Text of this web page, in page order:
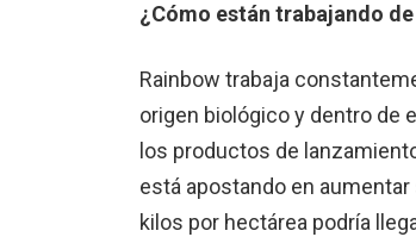
¿Cómo están trabajando
Rainbow trabaja
origen biológico y dentro de
los productos de
está apostando en
kilos por hectárea podría